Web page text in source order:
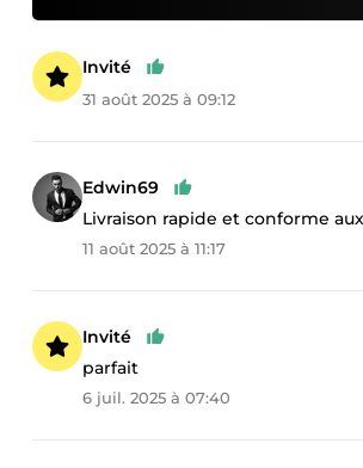
Invité
31 août 2025 à 09:12
Edwin69
Livraison rapide et conforme
11 août 2025 à 11:17
Invité
parfait
6 juil. 2025 à 07:40